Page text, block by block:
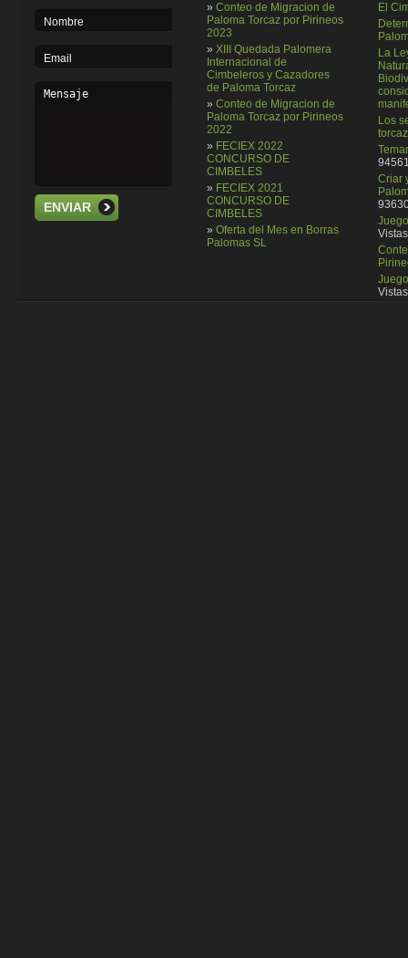
ENVIAR
» Conteo de Migracion de
Paloma Torcaz por Pirineos
2023
» XIII Quedada Palomera
Internacional de
Cimbeleros y Cazadores
de Paloma Torcaz
» Conteo de Migracion de
Paloma Torcaz por Pirineos
2022
» FECIEX 2022
CONCURSO DE
CIMBELES
» FECIEX 2021
CONCURSO DE
CIMBELES
» Oferta del Mes en Borras
Palomas SL
El
La
Los
torcaz
Criar
Vistas
Vistas